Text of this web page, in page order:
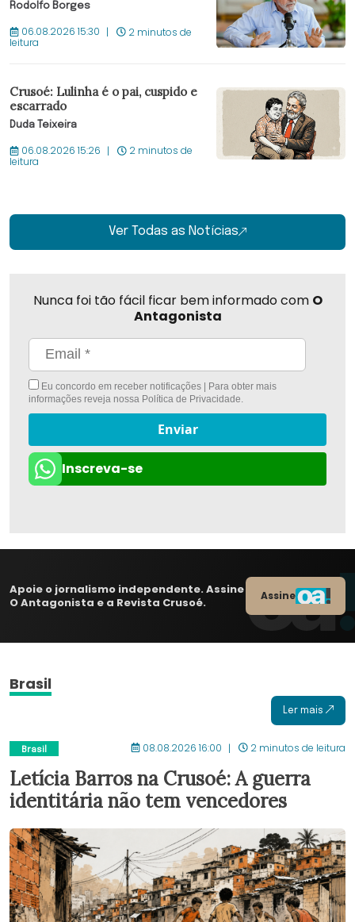
Rodolfo Borges
06.08.2026 15:30 2 minutos de
leitura
Crusoé: Lulinha é o pai, cuspido e
escarrado
Duda Teixeira
06.08.2026 15:26 2 minutos de
leitura
Ver Todas as Notícias
Nunca foi tão fácil ficar bem informado com O
Antagonista
Eu concordo em receber notificações | Para obter mais
informações reveja nossa Política de Privacidade.
Enviar
Inscreva-se
Apoie o jornalismo independente. Assine
O Antagonista e a Revista Crusoé.
Assine
Brasil
Ler mais
Brasil 08.08.2026 16:00 2 minutos de leitura
Letícia Barros na Crusoé: A guerra
identitária não tem vencedores